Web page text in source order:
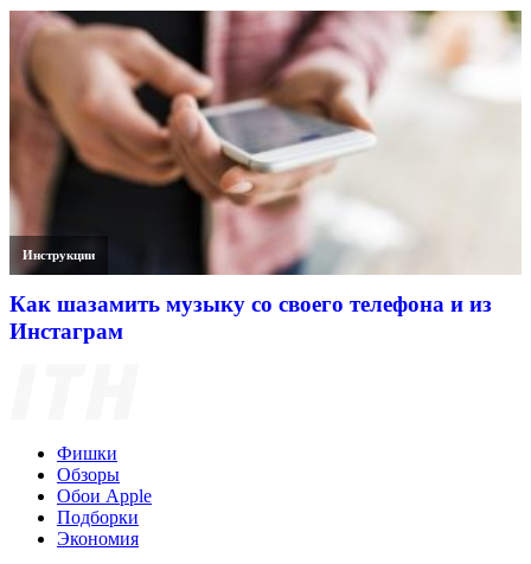
Инструкции
Как шазамить музыку со своего телефона и из
Инстаграм
Фишки
Обзоры
Обои Apple
Подборки
Экономия